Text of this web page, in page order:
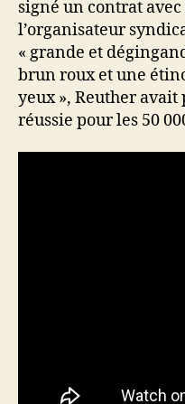
signé un contrat
l’organisateur
« grande et
brun roux et une
yeux », Reuther
réussie pour les 50